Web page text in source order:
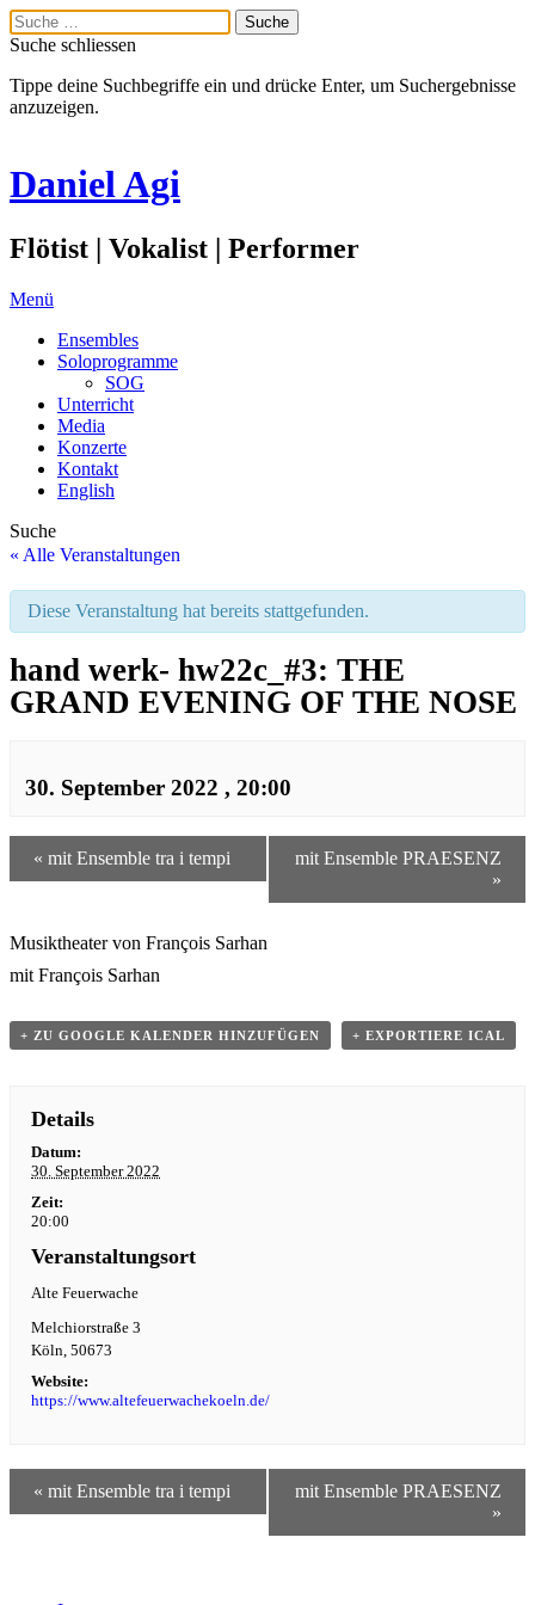
Suche schliessen
Tippe deine Suchbegriffe ein und drücke Enter, um Suchergebnisse
anzuzeigen.
Daniel Agi
Flötist | Vokalist | Performer
Menü
Ensembles
Soloprogramme
SOG
Unterricht
Media
Konzerte
Kontakt
English
Suche
« Alle Veranstaltungen
Diese Veranstaltung hat bereits stattgefunden.
hand werk- hw22c_#3: THE
GRAND EVENING OF THE NOSE
30. September 2022 , 20:00
« mit Ensemble tra i tempi
mit Ensemble PRAESENZ
»
Musiktheater von François Sarhan
mit François Sarhan
+ ZU GOOGLE KALENDER HINZUFÜGEN + EXPORTIERE ICAL
Details
Datum:
30. September 2022
Zeit:
20:00
Veranstaltungsort
Alte Feuerwache
Melchiorstraße 3
Köln 50673
Website:
https://www.altefeuerwachekoeln.de/
« mit Ensemble tra i tempi
mit Ensemble PRAESENZ
»